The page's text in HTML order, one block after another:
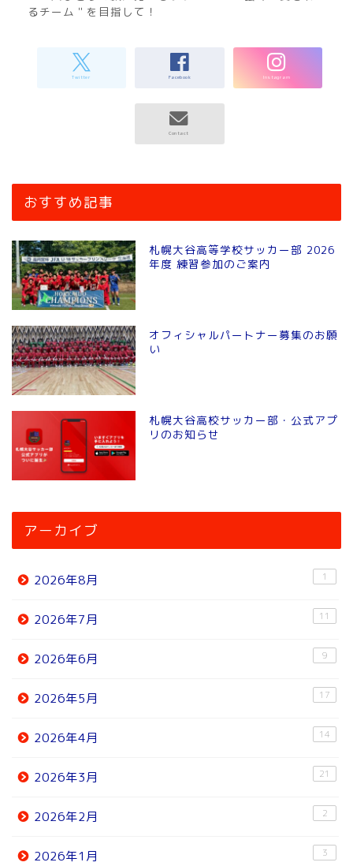
るチーム＂を目指して！
おすすめ記事
札幌大谷高等学校サッカー部 2026
年度 練習参加のご案内
オフィシャルパートナー募集のお願
い
札幌大谷高校サッカー部・公式アプ
リのお知らせ
アーカイブ
2026年8月 1
2026年7月 11
2026年6月 9
2026年5月 17
2026年4月 14
2026年3月 21
2026年2月 2
2026年1月 3